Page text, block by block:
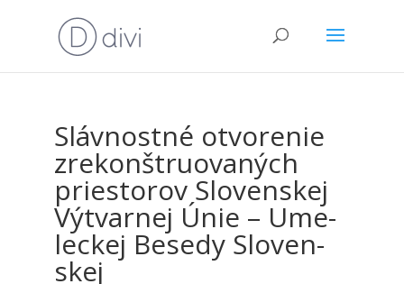
Sláv­nost­né otvo­re­nie
zre­kon­štru­ova­ných
pries­to­rov Slo­ven­skej
Výtvar­nej Únie – Ume­
lec­kej Bese­dy Slo­ven­
skej